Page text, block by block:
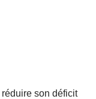
son déficit